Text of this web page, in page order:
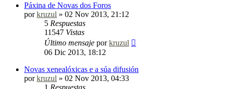
Páxina de Novas dos Foros
porkruzul » 02 Nov 2013, 21:12
5 Respuestas
11547 Vistas
Último mensaje porkruzul
06 Dic 2013, 18:12
Novas xenealóxicas e a súa difusión
porkruzul » 02 Nov 2013, 04:33
1 Respuestas